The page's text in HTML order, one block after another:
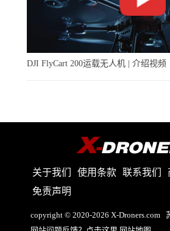
DJI FlyCart 200运载无人机 | 介绍视频
关于我们 使用条款 联系我们
免责声明
copyright © 2020-2026 X-Droners.com